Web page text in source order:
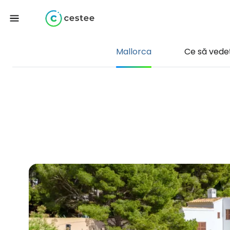
Mallorca Ce să